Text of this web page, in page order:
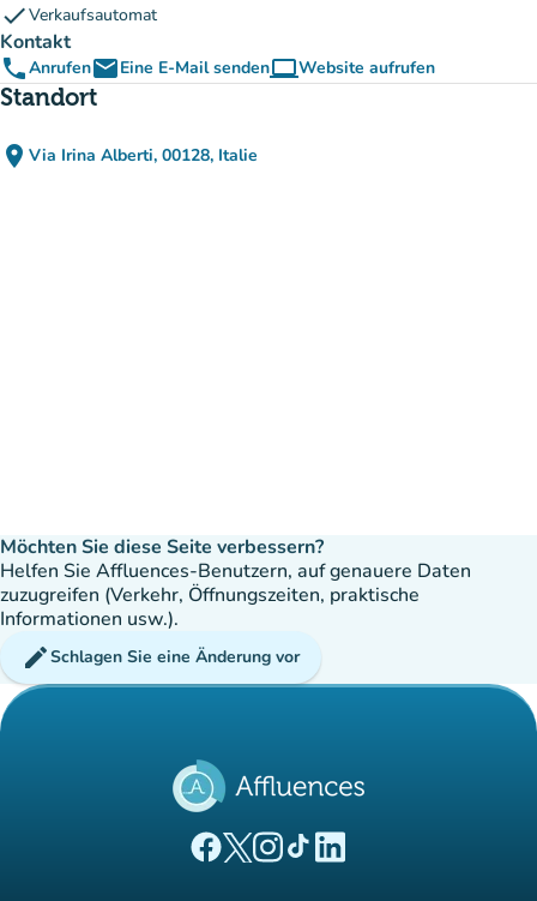
checkVerkaufsautomat
Kontakt
phoneAnrufenemailEine E-Mail sendencomputerWebsite aufrufen
(new tab)
Standort
place Via Irina Alberti, 00128, Italie
(in Google Maps öffnen)
(new tab)
Möchten Sie diese Seite verbessern?
Helfen Sie Affluences-Benutzern, auf genauere Daten
zuzugreifen (Verkehr, Öffnungszeiten, praktische
Informationen usw.).
editSchlagen Sie eine Änderung vor
(new tab)
(new tab)
(new tab)(new tab)